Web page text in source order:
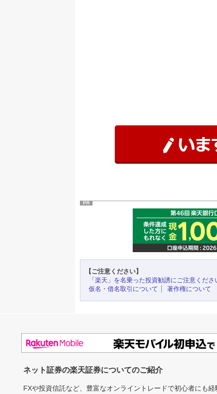
PR
【ご注意ください】
「楽天」を名乗った投資勧誘にご注意くださ
仮名・借名取引について
著作権について
ネット証券の楽天証券についてのご紹介
FXや投資信託など、豊富なオンライントレードで初心者にも